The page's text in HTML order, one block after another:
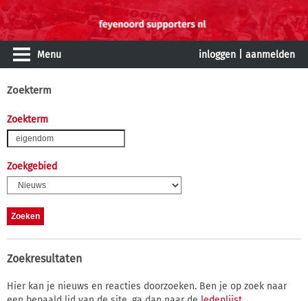
Menu inloggen aanmelden
Zoekterm
Zoekterm
Zoekgebied
Zoekresultaten
Hier kan je nieuws en reacties doorzoeken. Ben je op zoek naar